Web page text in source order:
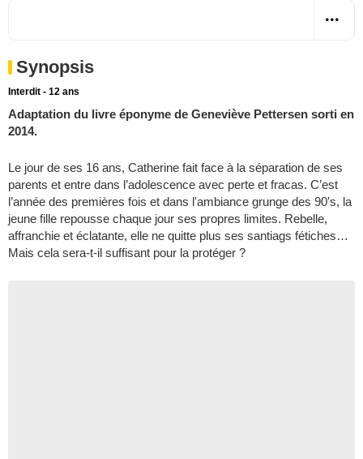
Synopsis
Interdit - 12 ans
Adaptation du livre éponyme de Geneviève Pettersen sorti en
2014.
Le jour de ses 16 ans, Catherine fait face à la séparation de ses
parents et entre dans l’adolescence avec perte et fracas. C’est
l’année des premières fois et dans l'ambiance grunge des 90's, la
jeune fille repousse chaque jour ses propres limites. Rebelle,
affranchie et éclatante, elle ne quitte plus ses santiags fétiches…
Mais cela sera-t-il suffisant pour la protéger ?